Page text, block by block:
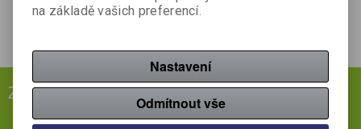
ZÁKAZNICKÝ SERVIS
Rychlá objednávka
na základě vašich preferencí.
Nastavení
Odmítnout vše